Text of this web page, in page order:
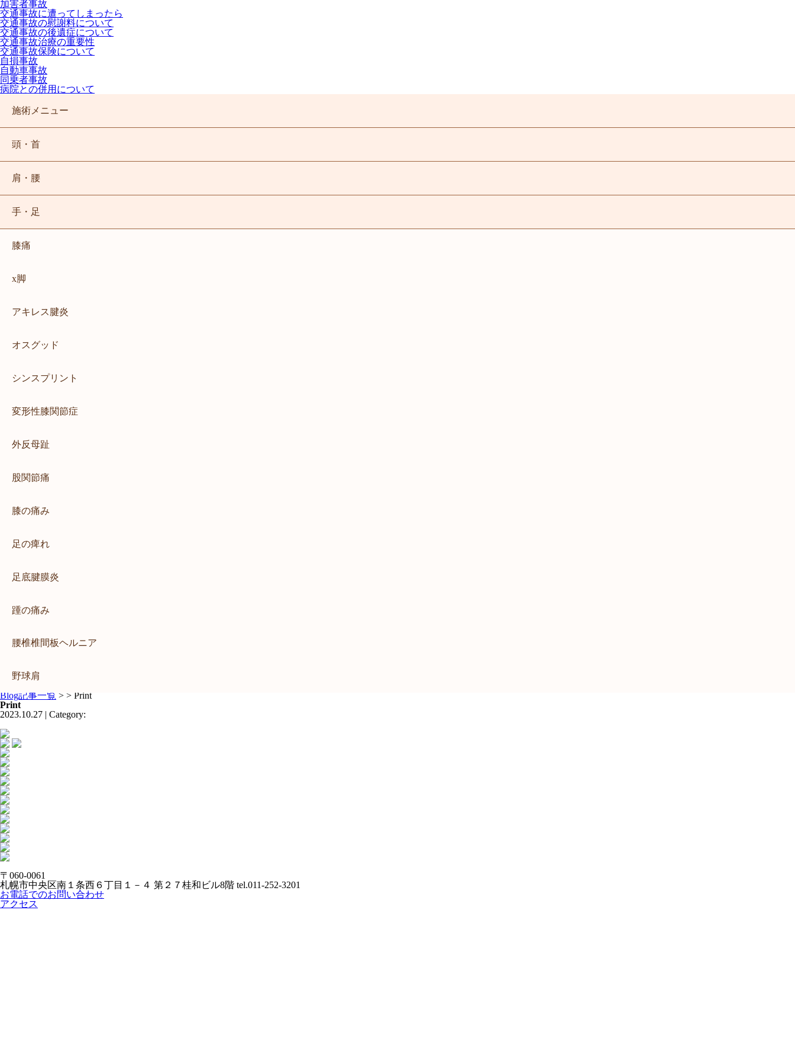
加害者事故
交通事故に遭ってしまったら
交通事故の慰謝料について
交通事故の後遺症について
交通事故治療の重要性
交通事故保険について
自損事故
自動車事故
同乗者事故
病院との併用について
施術メニュー
骨盤矯正
産後骨盤矯正
酸素カプセル
肩こり腰痛プログラム
肩の治療
腰痛の治療
姿勢矯正
猫背矯正
頭・首
頭痛
しびれ
ストレートネック
肩・腰
腰痛
ぎっくり腰
坐骨神経痛
四十肩、五十肩
ゴルフ障害
猫背
手のしびれ
梨状筋症候群
肋間神経痛
肘の痛み
肘部管症候群
背中の痛み
脊柱管狭窄症
腰椎椎間板ヘルニア
野球肩
手・足
膝痛
x脚
アキレス腱炎
オスグッド
シンスプリント
変形性膝関節症
外反母趾
股関節痛
膝の痛み
足の痺れ
足底腱膜炎
踵の痛み
症状ページ
頭・首
頭痛
ストレートネック
腰痛
ぎっくり腰
坐骨神経痛
四十肩、五十肩
猫背
梨状筋症候群
肋間神経痛
肘の痛み
脊柱管狭窄症
手・足
膝痛
オスグッド
外反母趾
股関節痛
足底腱膜炎
骨盤矯正
産後骨盤矯正
肩の治療
猫背矯正
交通事故
交通事故休業補償
バイク事故
むち打ち症とは？
交通事故の慰謝料について
交通事故保険について
自損事故
病院との併用について
Blog記事一覧 > > Print
Print
2023.10.27 | Category:
〒060-0061
札幌市中央区南１条西６丁目１－４ 第２７桂和ビル8階 tel.011-252-3201
お電話でのお問い合わせ
アクセス